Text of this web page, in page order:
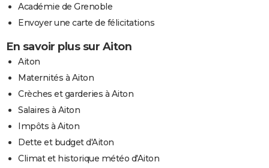
Académie de Grenoble
Envoyer une carte de félicitations
En savoir plus sur Aiton
Aiton
Maternités à Aiton
Crèches et garderies à Aiton
Salaires à Aiton
Impôts à Aiton
Dette et budget d'Aiton
Climat et historique météo d'Aiton